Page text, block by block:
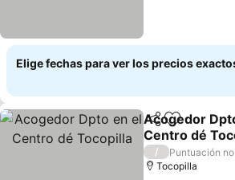
Elige fechas para ver los precios
CompartirAgregar a
Acogedor
Centro dé
Ver precios
/
Puntuación
Tocopilla